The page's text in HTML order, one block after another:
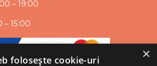
– 19:00
– 15:00
×
folosește cookie-uri